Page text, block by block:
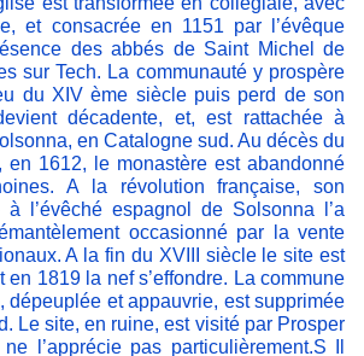
et consacrée en 1151 par l’évêque
des abbés de Saint Michel de
sur Tech. La communauté y prospère
du XIV ème siècle puis perd de son
décadente, et, est rattachée à
en Catalogne sud. Au décès du
en 1612, le monastère est abandonné
A la révolution française, son
à l’évêché espagnol de Solsonna l’a
occasionné par la vente
A la fin du XVIII siècle le site est
en 1819 la nef s’effondre. La commune
dépeuplée et appauvrie, est supprimée
Le site, en ruine, est visité par Prosper
l’apprécie pas particulièrement.S Il